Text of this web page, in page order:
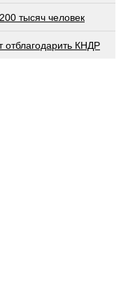
тысяч человек
КНДР